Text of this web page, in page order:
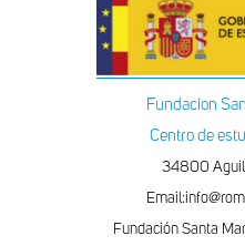
Fundacion
Centro de
34800
Fundación Santa